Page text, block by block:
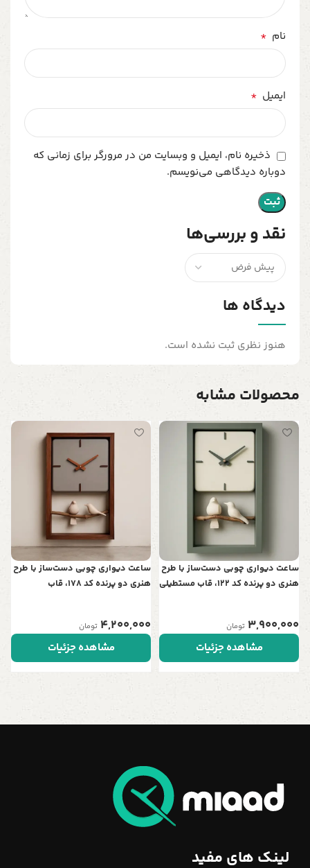
نقد و بررسی‌ها
دیدگاه ها
هنوز نظری ثبت نشده است.
نام *
ایمیل *
ذخیره نام، ایمیل و وبسایت من در مرورگر برای زمانی که
دوباره دیدگاهی می‌نویسم.
محصولات مشابه
ساعت دیواری چوبی دست‌ساز با طرح
هنری دو پرنده کد 122، قاب مستطیلی
3,900,000 تومان
مشاهده جزئیات
ساعت دیواری چوبی دست‌ساز با طرح
هنری دو پرنده کد 178، قاب
4,200,000 تومان
مشاهده جزئیات
لینک های مفید